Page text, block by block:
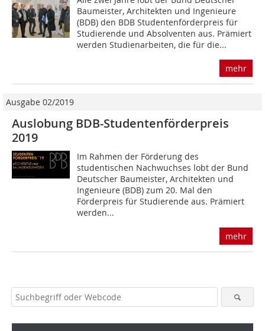
Baumeister, Architekten und Ingenieure
(BDB) den BDB Studentenförderpreis für
Studierende und Absolventen aus. Prämiert
werden Studienarbeiten, die für die...
mehr
Ausgabe 02/2019
Auslobung BDB-Studentenförderpreis
2019
Im Rahmen der Förderung des
studentischen Nachwuchses lobt der Bund
Deutscher Baumeister, Architekten und
Ingenieure (BDB) zum 20. Mal den
Förderpreis für Studierende aus. Prämiert
werden...
mehr